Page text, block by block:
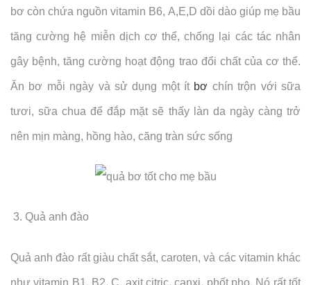
bơ còn chứa nguồn vitamin B6, A,E,D dồi dào giúp mẹ bầu
tăng cường hệ miễn dịch cơ thể, chống lại các tác nhân
gây bệnh, tăng cường hoạt động trao đổi chất của cơ thể.
Ăn bơ mỗi ngày và sử dụng một ít bơ chín trộn với sữa
tươi, sữa chua để đắp mặt sẽ thấy làn da ngày càng trở
nên mịn màng, hồng hào, căng tràn sức sống
3. Quả anh đào
Quả anh đào rất giàu chất sắt, caroten, và các vitamin khác